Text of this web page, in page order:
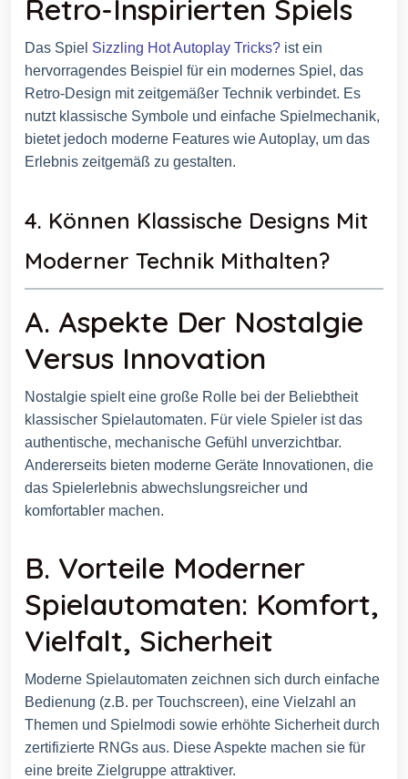
Retro-Inspirierten Spiels
Das Spiel Sizzling Hot Autoplay Tricks? ist ein
hervorragendes Beispiel für ein modernes Spiel, das
Retro-Design mit zeitgemäßer Technik verbindet. Es
nutzt klassische Symbole und einfache Spielmechanik,
bietet jedoch moderne Features wie Autoplay, um das
Erlebnis zeitgemäß zu gestalten.
4. Können Klassische Designs Mit
Moderner Technik Mithalten?
A. Aspekte Der Nostalgie
Versus Innovation
Nostalgie spielt eine große Rolle bei der Beliebtheit
klassischer Spielautomaten. Für viele Spieler ist das
authentische, mechanische Gefühl unverzichtbar.
Andererseits bieten moderne Geräte Innovationen, die
das Spielerlebnis abwechslungsreicher und
komfortabler machen.
B. Vorteile Moderner
Spielautomaten: Komfort,
Vielfalt, Sicherheit
Moderne Spielautomaten zeichnen sich durch einfache
Bedienung (z.B. per Touchscreen), eine Vielzahl an
Themen und Spielmodi sowie erhöhte Sicherheit durch
zertifizierte RNGs aus. Diese Aspekte machen sie für
eine breite Zielgruppe attraktiver.